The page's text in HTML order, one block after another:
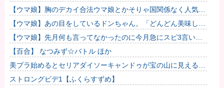
人のCT画像で診察した疑い 頭部出血に気づかなかった可能
性
【ウマ娘】胸のデカイ合法ウマ娘とかそりゃ国関係なく人気出
るわな
【ウマ娘】あの目をしているドンちゃん。「どんどん美味しく
実る…♡」
【ウマ娘】先月何も言ってなかったのに今月急にスピ3言い出
したのが怪しいよな。
【百合】 なつみず☆バトル ほか
美プラ始めるとセリアダイソーキャンドゥが宝の山に見える
な…
ストロングビデ1【ふくらすずめ】